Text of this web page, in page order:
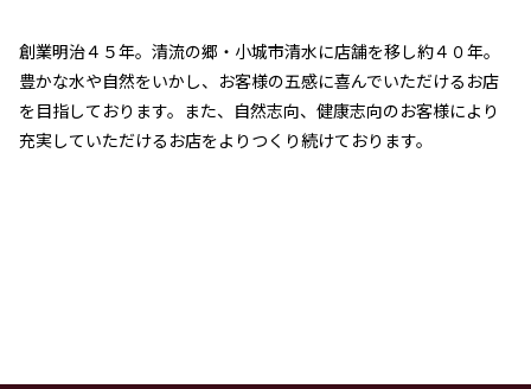
創業明治４５年。清流の郷・小城市清水に店舗を移し約４０年。
豊かな水や自然をいかし、お客様の五感に喜んでいただけるお店
を目指しております。また、自然志向、健康志向のお客様により
充実していただけるお店をよりつくり続けております。